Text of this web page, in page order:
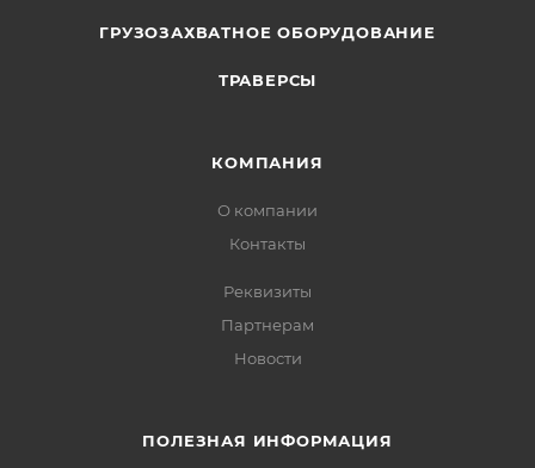
ГРУЗОЗАХВАТНОЕ ОБОРУДОВАНИЕ
ТРАВЕРСЫ
КОМПАНИЯ
О компании
Контакты
Реквизиты
Партнерам
Новости
ПОЛЕЗНАЯ ИНФОРМАЦИЯ